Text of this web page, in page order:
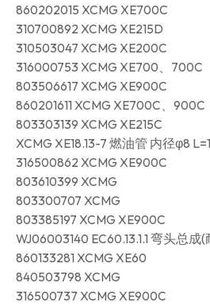
860202015 XCMG XE700C
310700892 XCMG XE215D
310503047 XCMG XE200C
316000753 XCMG XE700、700C
803506617 XCMG XE900C
860201611 XCMG XE700C、900C
803303139 XCMG XE215C
XCMG XE18.13-7 燃油管 内径φ8
316500862 XCMG XE900C
803610399 XCMG
803300707 XCMG
803385197 XCMG XE900C
WJ06003140 EC60.13.1.1 弯头总成
860133281 XCMG XE60
840503798 XCMG
316500737 XCMG XE900C